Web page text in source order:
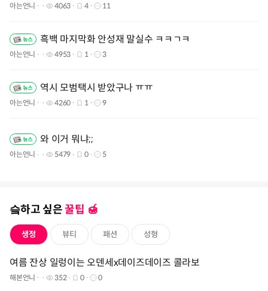
아는언니 4063 4 11
흑백 마지막화 안성재 말실수 ㅋㅋㄱㅋ
아는언니 4953 1 3
역시 모범택시 받았구나 ㅠㅠ
아는언니 4260 1 9
와 이거 뭐냐;;
아는언니 5479 0 5
슼하고 싶은꿀팁 🍯️
생정 뷰티 패션 성형
여름 잔상 일렁이는 오덴세x데이즈데이즈 콜라보
해본언니 352 0 0